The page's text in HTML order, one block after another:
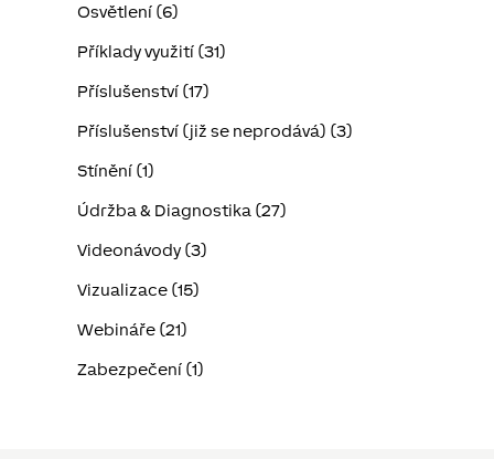
Osvětlení (6)
Příklady využití (31)
Příslušenství (17)
Příslušenství (již se neprodává) (3)
Stínění (1)
Údržba & Diagnostika (27)
Videonávody (3)
Vizualizace (15)
Webináře (21)
Zabezpečení (1)